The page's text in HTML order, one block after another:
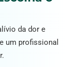
da dor e
um profissional